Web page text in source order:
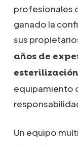
profesionales
ganado la
sus
años de
esterilización
equipamiento
Un equipo